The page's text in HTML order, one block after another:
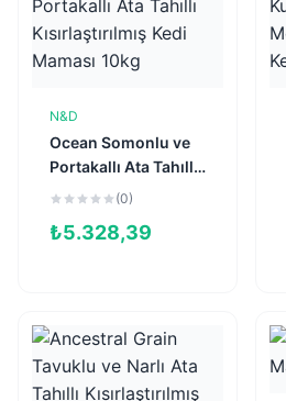
N&D
Ocean Somonlu ve
Portakallı Ata Tahıllı
Kısırlaştırılmış Kedi
(0)
₺5.328,39